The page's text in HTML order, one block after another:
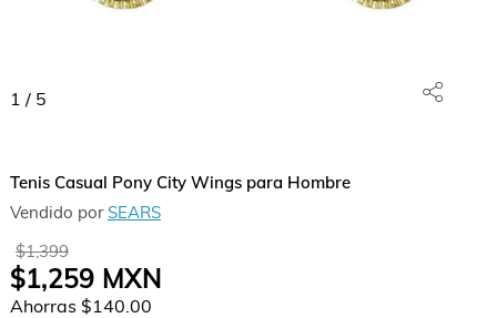
1 / 5
Tenis Casual Pony City Wings para Hombre
Vendido por SEARS
$1,399
$1,259MXN
Ahorras $140.00